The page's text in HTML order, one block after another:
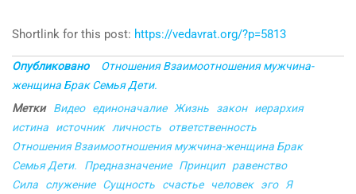
Shortlink for this post: https://vedavrat.org/?p=5813
Опубликовано
Отношения Взаимоотношения мужчина-
женщина Брак Семья Дети.
Метки
Видео единоначалие Жизнь закон
иерархия
истина
источник личность
ответственность
Отношения Взаимоотношения мужчина-женщина Брак
Семья Дети.
Предназначение Принцип
равенство
Сила
служение Сущность счастье человек эго Я